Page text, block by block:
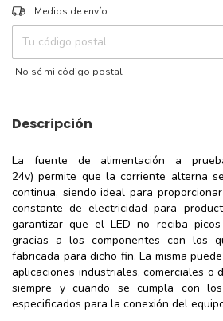
Entregas para el CP:
Medios de envío
No sé mi código postal
Descripción
La fuente de alimentación a
24v) permite que la corriente alterna
continua, siendo ideal para
constante de electricidad para
garantizar que el LED no reciba
gracias a los componentes con los
fabricada para dicho fin. La misma
aplicaciones industriales, comerciales o
siempre y cuando se cumpla con
especificados para la conexión del